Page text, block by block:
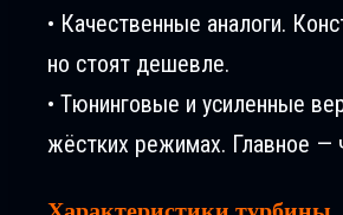
• Качественные аналоги.
но стоят дешевле.
• Тюнинговые и усиленные
жёстких режимах. Главное —